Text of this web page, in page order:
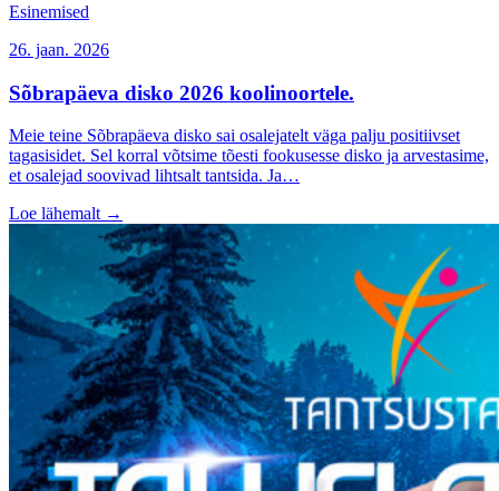
Esinemised
26. jaan. 2026
Sõbrapäeva disko 2026 koolinoortele.
Meie teine Sõbrapäeva disko sai osalejatelt väga palju positiivset
tagasisidet. Sel korral võtsime tõesti fookusesse disko ja arvestasime,
et osalejad soovivad lihtsalt tantsida. Ja…
Loe lähemalt →